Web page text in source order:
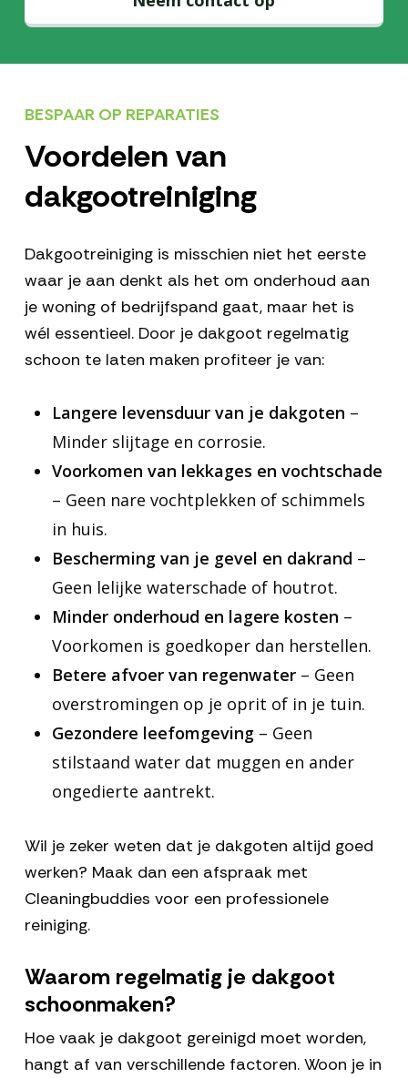
BESPAAR OP REPARATIES
Voordelen van
dakgootreiniging
Dakgootreiniging is misschien niet het eerste
waar je aan denkt als het om onderhoud aan
je woning of bedrijfspand gaat, maar het is
wél essentieel. Door je dakgoot regelmatig
schoon te laten maken profiteer je van:
Langere levensduur van je dakgoten –
Minder slijtage en corrosie.
Voorkomen van lekkages en vochtschade
– Geen nare vochtplekken of schimmels
in huis.
Bescherming van je gevel en dakrand –
Geen lelijke waterschade of houtrot.
Minder onderhoud en lagere kosten –
Voorkomen is goedkoper dan herstellen.
Betere afvoer van regenwater– Geen
overstromingen op je oprit of in je tuin.
Gezondere leefomgeving– Geen
stilstaand water dat muggen en ander
ongedierte aantrekt.
Wil je zeker weten dat je dakgoten altijd goed
werken? Maak dan een afspraak met
Cleaningbuddies voor een professionele
reiniging.
Waarom regelmatig je dakgoot
schoonmaken?
Hoe vaak je dakgoot gereinigd moet worden,
hangt af van verschillende factoren. Woon je in